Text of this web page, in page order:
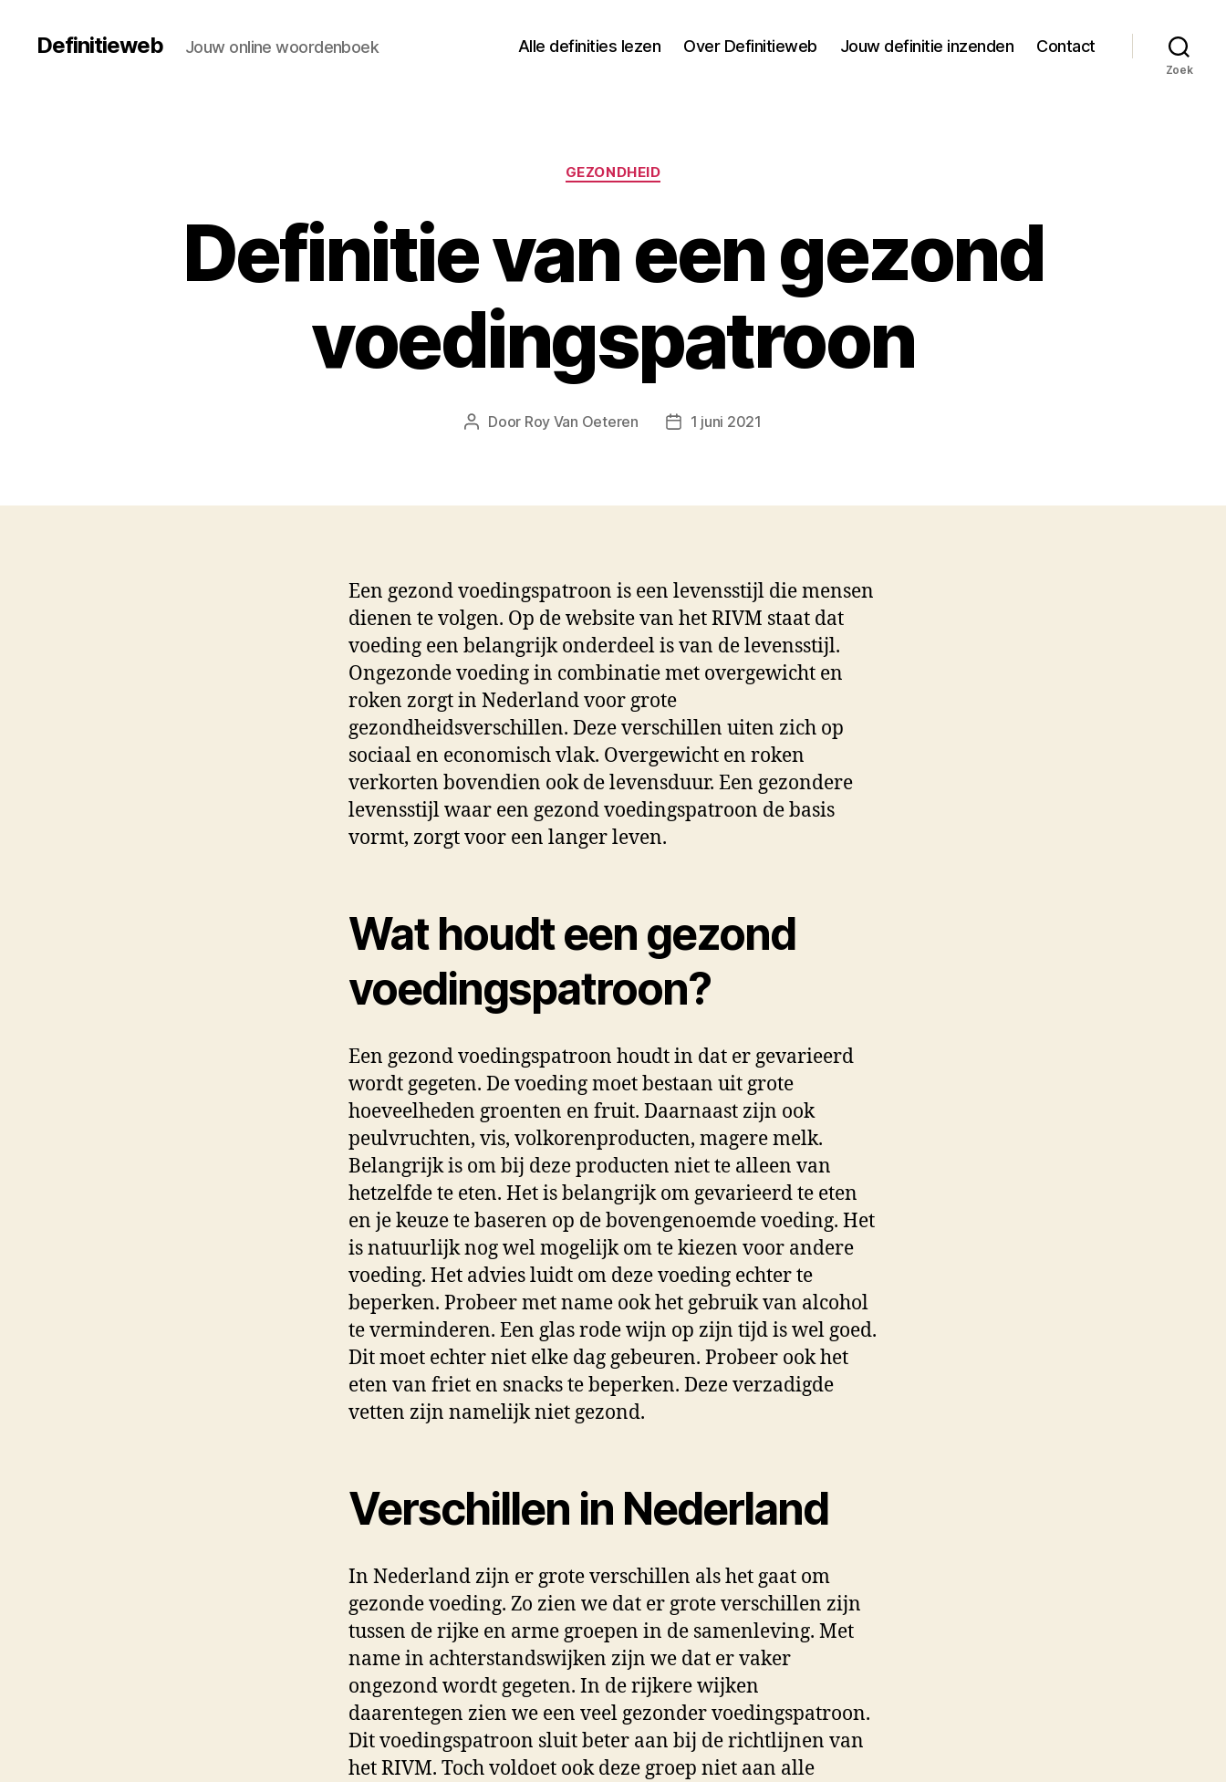
Definitieweb Jouw online woordenboek Alle definities lezen Over Definitieweb Jouw definitie inzenden Contact
Zoek
Categorieën
GEZONDHEID
Definitie van een gezond
voedingspatroon
Berichtauteur
Door Roy Van Oeteren Berichtdatum
1 juni 2021
Een gezond voedingspatroon is een levensstijl die mensen
dienen te volgen. Op de website van het RIVM staat dat
voeding een belangrijk onderdeel is van de levensstijl.
Ongezonde voeding in combinatie met overgewicht en
roken zorgt in Nederland voor grote
gezondheidsverschillen. Deze verschillen uiten zich op
sociaal en economisch vlak. Overgewicht en roken
verkorten bovendien ook de levensduur. Een gezondere
levensstijl waar een gezond voedingspatroon de basis
vormt, zorgt voor een langer leven.
Wat houdt een gezond
voedingspatroon?
Een gezond voedingspatroon houdt in dat er gevarieerd
wordt gegeten. De voeding moet bestaan uit grote
hoeveelheden groenten en fruit. Daarnaast zijn ook
peulvruchten, vis, volkorenproducten, magere melk.
Belangrijk is om bij deze producten niet te alleen van
hetzelfde te eten. Het is belangrijk om gevarieerd te eten
en je keuze te baseren op de bovengenoemde voeding. Het
is natuurlijk nog wel mogelijk om te kiezen voor andere
voeding. Het advies luidt om deze voeding echter te
beperken. Probeer met name ook het gebruik van alcohol
te verminderen. Een glas rode wijn op zijn tijd is wel goed.
Dit moet echter niet elke dag gebeuren. Probeer ook het
eten van friet en snacks te beperken. Deze verzadigde
vetten zijn namelijk niet gezond.
Verschillen in Nederland
In Nederland zijn er grote verschillen als het gaat om
gezonde voeding. Zo zien we dat er grote verschillen zijn
tussen de rijke en arme groepen in de samenleving. Met
name in achterstandswijken zijn we dat er vaker
ongezond wordt gegeten. In de rijkere wijken
daarentegen zien we een veel gezonder voedingspatroon.
Dit voedingspatroon sluit beter aan bij de richtlijnen van
het RIVM. Toch voldoet ook deze groep niet aan alle